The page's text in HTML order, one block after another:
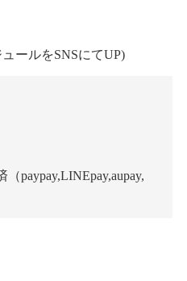
ールをSNSにてUP)
paypay,LINEpay,aupay,